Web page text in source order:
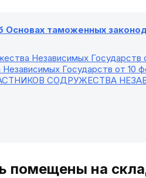
таможенных
Независимых
Государств от 10
СОДРУЖЕСТВА
помещены на